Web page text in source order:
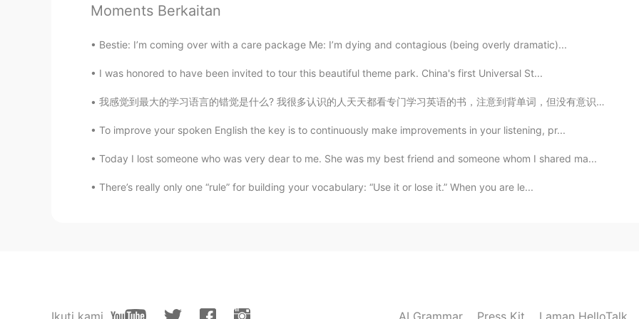
EN JP CN KR
@Yu-ki I see! Thanks for the corrections
gtj2017 2021.01.27 22:11
EN JP CN KR
Saoriでござる 2021.01.27 01:53
Moments Berkaitan
Bestie: I’m coming over with a care package Me: I’m dying and contagious (being overly dramatic)...
I was honored to have been invited to tour this beautiful theme park. China's first Universal St...
我感觉到最大的学习语言的错觉是什么? 我很多认识的人天天都看专门学习英语的书，注意到背单词，但没有意识到怎么用这些单词。 他们学习很多语法格式，但却不敢开口跟别人说那种语言。 如果是这样的话，...
To improve your spoken English the key is to continuously make improvements in your listening, pr...
Today I lost someone who was very dear to me. She was my best friend and someone whom I shared ma...
There’s really only one “rule” for building your vocabulary: “Use it or lose it.” When you are le...
Ikuti kami AI Grammar Press Kit Laman HelloTalk